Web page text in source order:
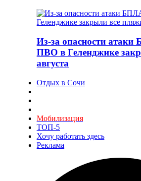
Из-за опасности
ПВО в Геленджике
августа
Отдых в Сочи
Мобилизация
ТОП-5
Хочу работать здесь
Реклама